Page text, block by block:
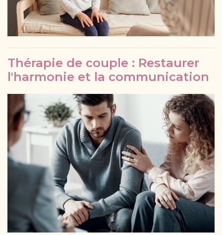
Thérapie de couple : Restaurer
l'harmonie et la communication